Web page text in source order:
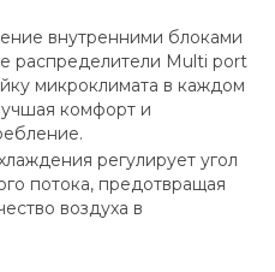
внутренними блоками
распределители Multi port
микроклимата в каждом
комфорт и
регулирует угол
потока, предотвращая
воздуха в